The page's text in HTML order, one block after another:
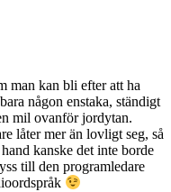
man kan bli efter att ha
någon enstaka, ständigt
mil ovanför jordytan.
låter mer än lovligt seg, så
kanske det inte borde
till den programledare